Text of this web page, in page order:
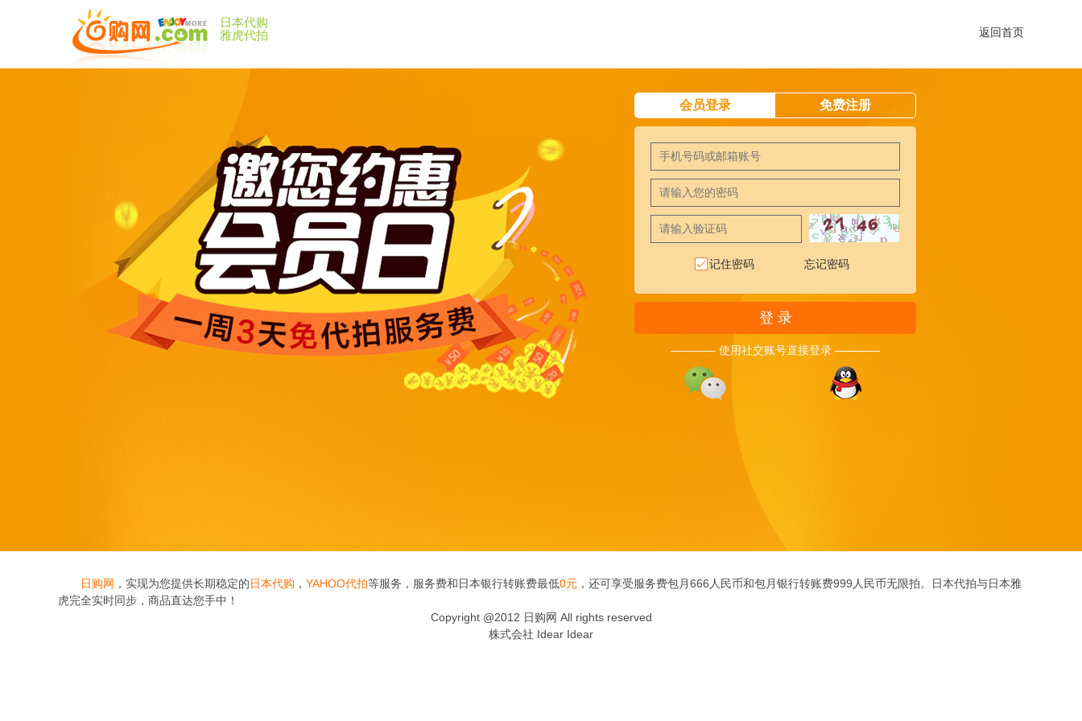
日本代购
雅虎代拍
返回首页
会员登录 免费注册
记住密码 忘记密码
登 录
———— 使用社交账号直接登录 ————
日购网 ，实现为您提供长期稳定的日本代购 ， YAHOO代拍等服务，服务费和日本银行转账费最低0元 ，还可享受服务费包月666人民币和包月银行转账费999人民币无限拍。日本代拍与日本雅
虎完全实时同步，商品直达您手中！
Copyright @2012 日购网 All rights reserved
株式会社 Idear Idear